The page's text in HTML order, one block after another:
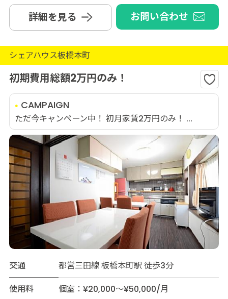
詳細を見る お問い合わせ
シェアハウス板橋本町
初期費用総額2万円のみ！
CAMPAIGN
ただ今キャンペーン中！ 初月家賃2万円のみ！ ...
交通
都営三田線 板橋本町駅 徒歩3分
使用料
個室：¥20,000～¥50,000/月